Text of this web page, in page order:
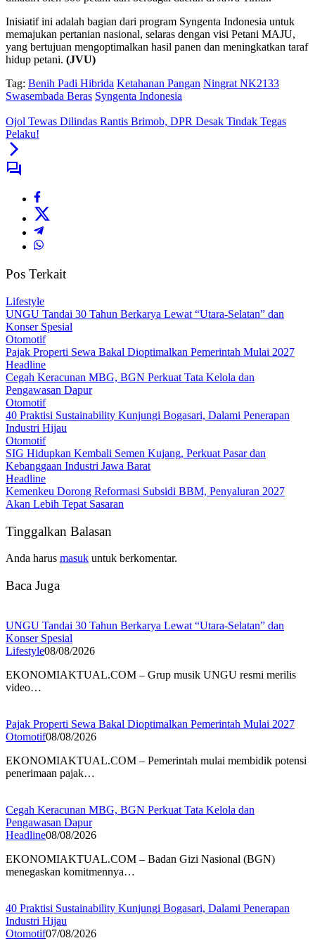
Inisiatif ini adalah bagian dari program Syngenta Indonesia untuk
memajukan pertanian nasional, selaras dengan visi Petani MAJU,
yang bertujuan mengoptimalkan hasil panen dan meningkatkan taraf
hidup petani. (JVU)
Tag: Benih Padi Hibrida Ketahanan Pangan Ningrat NK2133
Swasembada Beras Syngenta Indonesia
Ojol Tewas Dilindas Rantis Brimob, DPR Desak Tindak Tegas
Pelaku!
Pos Terkait
Lifestyle
UNGU Tandai 30 Tahun Berkarya Lewat “Utara-Selatan” dan
Konser Spesial
Otomotif
Pajak Properti Sewa Bakal Dioptimalkan Pemerintah Mulai 2027
Headline
Cegah Keracunan MBG, BGN Perkuat Tata Kelola dan
Pengawasan Dapur
Otomotif
40 Praktisi Sustainability Kunjungi Bogasari, Dalami Penerapan
Industri Hijau
Otomotif
SIG Hidupkan Kembali Semen Kujang, Perkuat Pasar dan
Kebanggaan Industri Jawa Barat
Headline
Kemenkeu Dorong Reformasi Subsidi BBM, Penyaluran 2027
Akan Lebih Tepat Sasaran
Tinggalkan Balasan
Anda harus masuk untuk berkomentar.
Baca Juga
UNGU Tandai 30 Tahun Berkarya Lewat “Utara-Selatan” dan
Konser Spesial
Lifestyle08/08/2026
EKONOMIAKTUAL.COM – Grup musik UNGU resmi merilis
video…
Pajak Properti Sewa Bakal Dioptimalkan Pemerintah Mulai 2027
Otomotif08/08/2026
EKONOMIAKTUAL.COM – Pemerintah mulai membidik potensi
penerimaan pajak…
Cegah Keracunan MBG, BGN Perkuat Tata Kelola dan
Pengawasan Dapur
Headline08/08/2026
EKONOMIAKTUAL.COM – Badan Gizi Nasional (BGN)
menegaskan komitmennya…
40 Praktisi Sustainability Kunjungi Bogasari, Dalami Penerapan
Industri Hijau
Otomotif07/08/2026